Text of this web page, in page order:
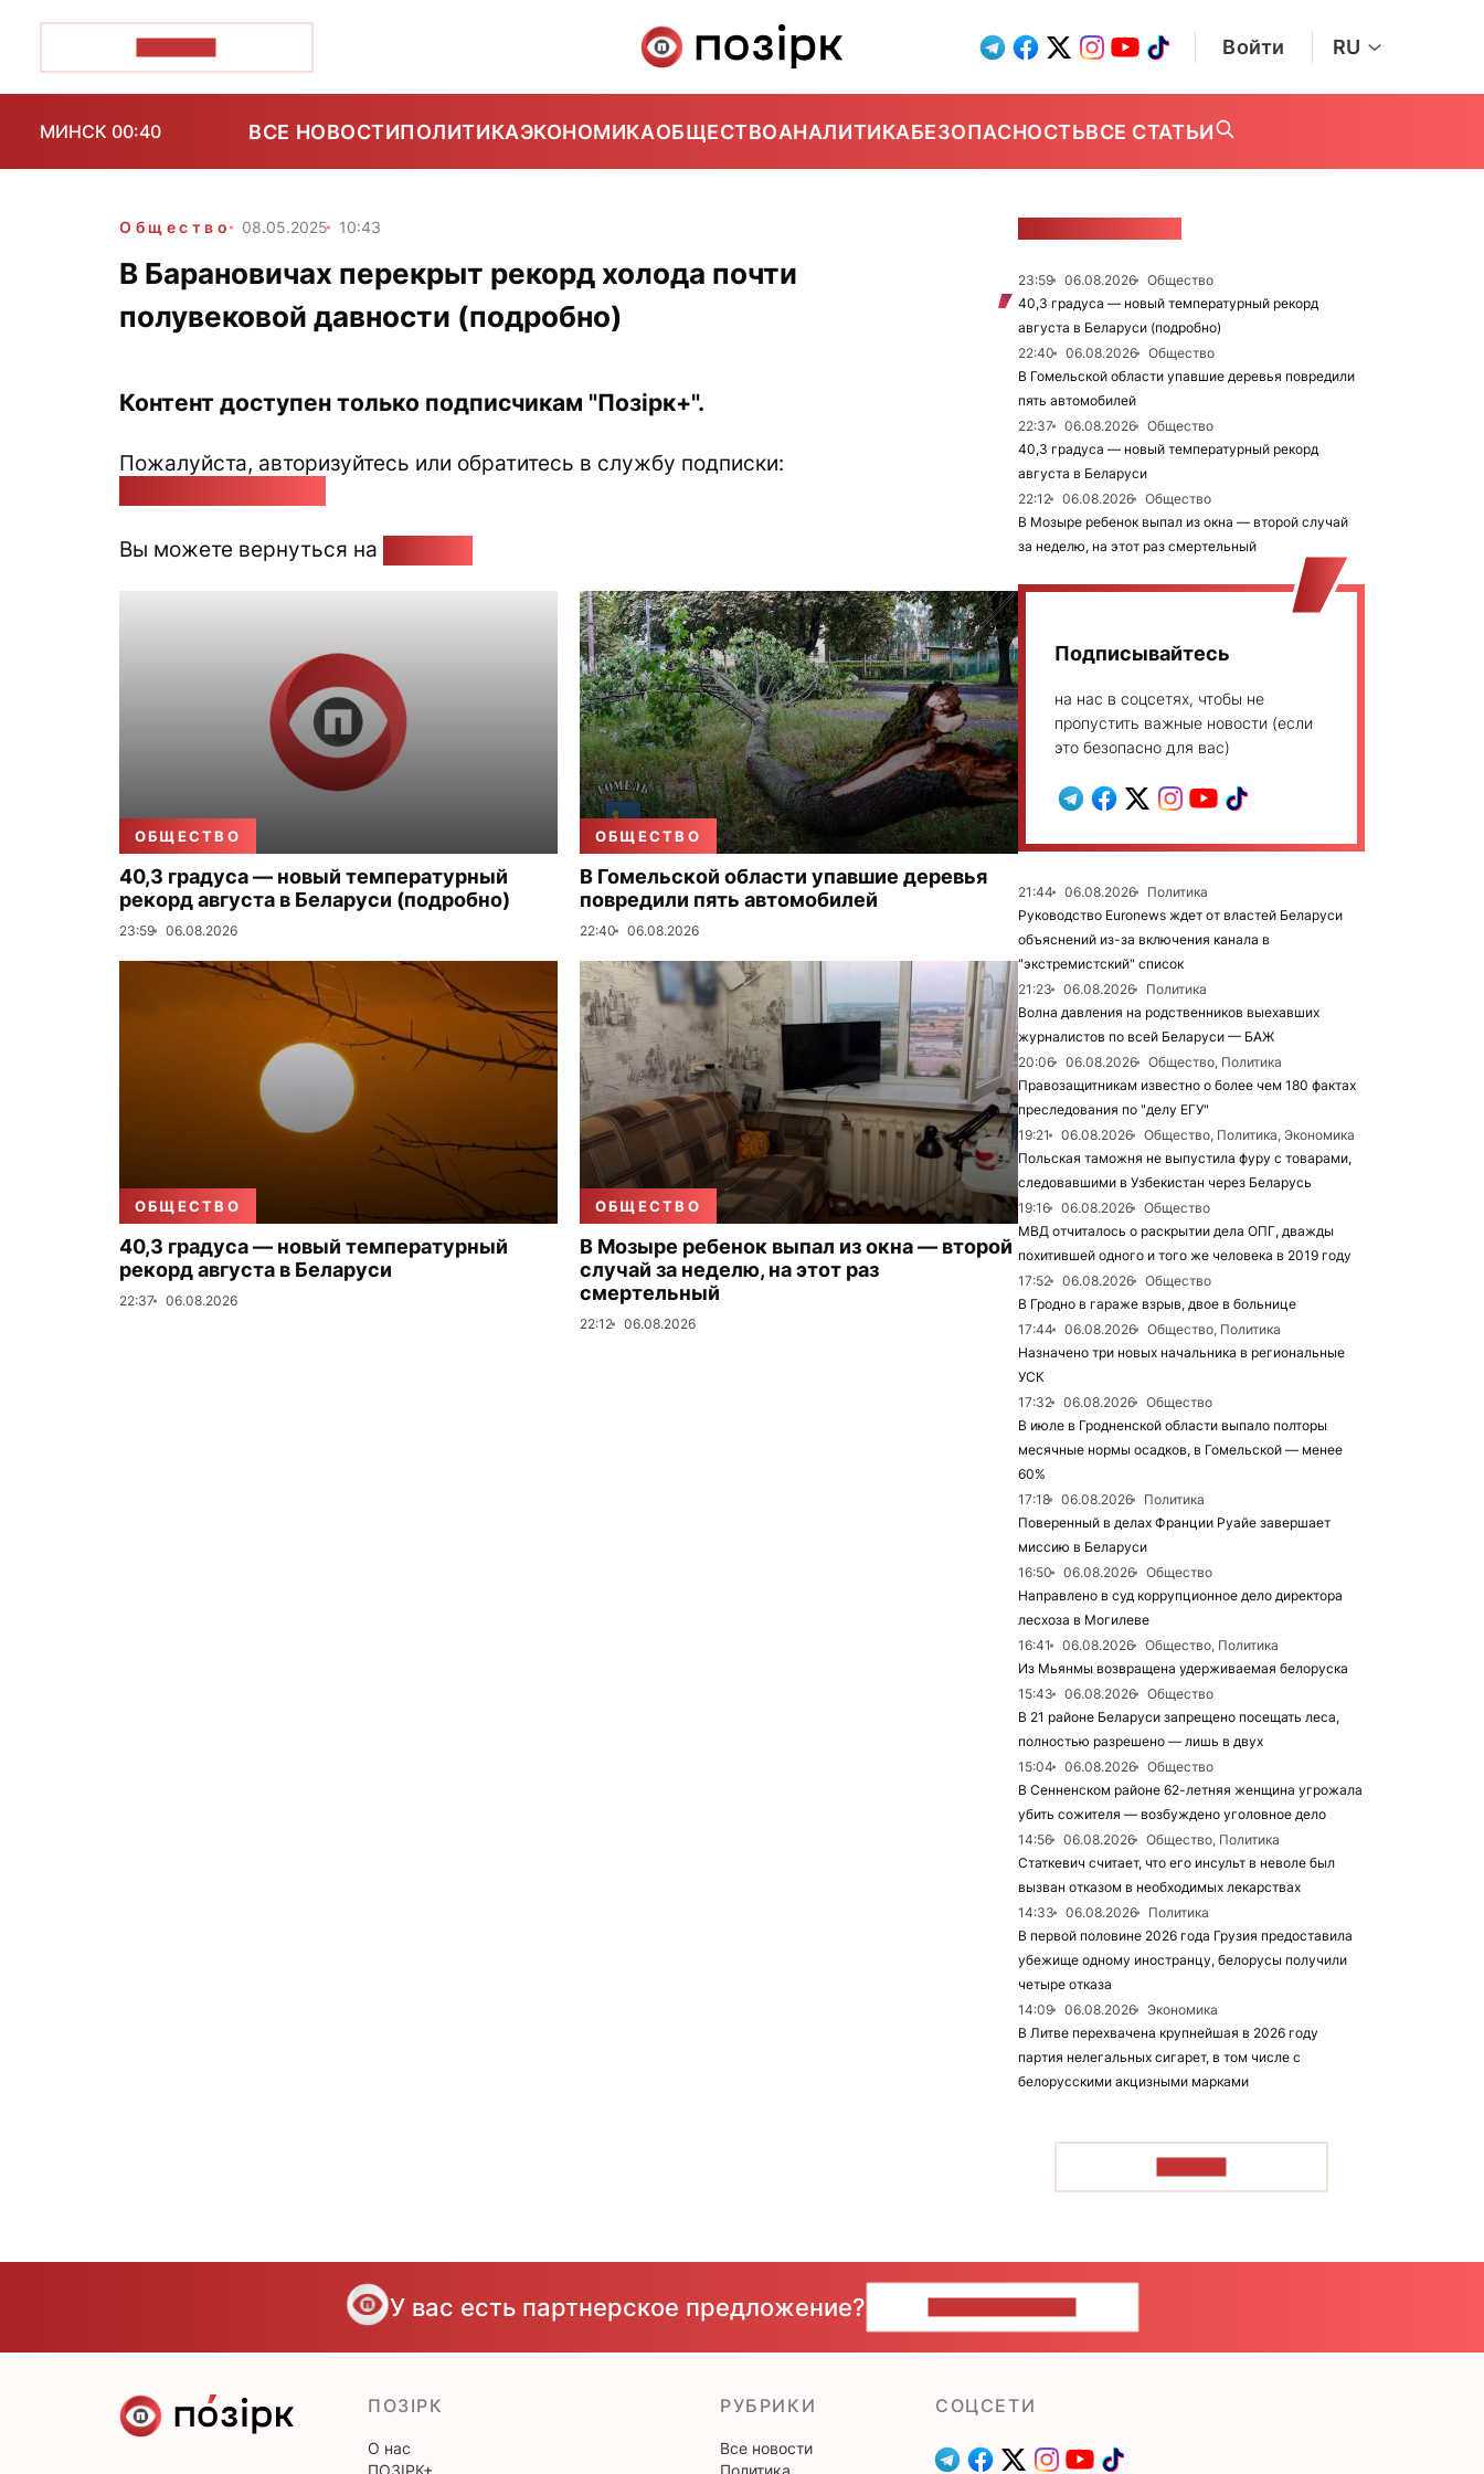
Войти RU
МИНСК 00:40 ВСЕ НОВОСТИПОЛИТИКАЭКОНОМИКАОБЩЕСТВОАНАЛИТИКАБЕЗОПАСНОСТЬВСЕ СТАТЬИ
Общество 08.05.2025 10:43
В Барановичах перекрыт рекорд холода почти
полувековой давности (подробно)
Контент доступен только подписчикам "Позірк+".
Пожалуйста, авторизуйтесь или обратитесь в службу подписки:
Вы можете вернуться на
ОБЩЕСТВО
40,3 градуса — новый температурный
рекорд августа в Беларуси (подробно)
23:59 06.08.2026
ОБЩЕСТВО
В Гомельской области упавшие деревья
повредили пять автомобилей
22:40 06.08.2026
ОБЩЕСТВО
40,3 градуса — новый температурный
рекорд августа в Беларуси
22:37 06.08.2026
ОБЩЕСТВО
В Мозыре ребенок выпал из окна — второй
случай за неделю, на этот раз
смертельный
22:12 06.08.2026
23:59 06.08.2026
Общество
40,3 градуса — новый температурный рекорд
августа в Беларуси (подробно)
22:40
06.08.2026
Общество
В Гомельской области упавшие деревья повредили
пять автомобилей
22:37
06.08.2026
Общество
40,3 градуса — новый температурный рекорд
августа в Беларуси
22:12
06.08.2026
Общество
В Мозыре ребенок выпал из окна — второй случай
за неделю, на этот раз смертельный
Подписывайтесь
на нас в соцсетях, чтобы не
пропустить важные новости (если
это безопасно для вас)
21:44 06.08.2026
Политика
Руководство Euronews ждет от властей Беларуси
объяснений из-за включения канала в
"экстремистский" список
21:23
06.08.2026
Политика
Волна давления на родственников выехавших
журналистов по всей Беларуси — БАЖ
20:06
06.08.2026
Общество, Политика
Правозащитникам известно о более чем 180 фактах
преследования по "делу ЕГУ"
19:21
06.08.2026
Общество, Политика, Экономика
Польская таможня не выпустила фуру с товарами,
следовавшими в Узбекистан через Беларусь
19:16
06.08.2026
Общество
МВД отчиталось о раскрытии дела ОПГ, дважды
похитившей одного и того же человека в 2019 году
17:52
06.08.2026
Общество
В Гродно в гараже взрыв, двое в больнице
17:44
06.08.2026
Общество, Политика
Назначено три новых начальника в региональные
УСК
17:32
06.08.2026
Общество
В июле в Гродненской области выпало полторы
месячные нормы осадков, в Гомельской — менее
60%
17:18
06.08.2026
Политика
Поверенный в делах Франции Руайе завершает
миссию в Беларуси
16:50
06.08.2026
Общество
Направлено в суд коррупционное дело директора
лесхоза в Могилеве
16:41
06.08.2026
Общество, Политика
Из Мьянмы возвращена удерживаемая белоруска
15:43
06.08.2026
Общество
В 21 районе Беларуси запрещено посещать леса,
полностью разрешено — лишь в двух
15:04
06.08.2026
Общество
В Сенненском районе 62-летняя женщина угрожала
убить сожителя — возбуждено уголовное дело
14:56
06.08.2026
Общество, Политика
Статкевич считает, что его инсульт в неволе был
вызван отказом в необходимых лекарствах
14:33
06.08.2026
Политика
В первой половине 2026 года Грузия предоставила
убежище одному иностранцу, белорусы получили
четыре отказа
14:09
06.08.2026
Экономика
В Литве перехвачена крупнейшая в 2026 году
партия нелегальных сигарет, в том числе с
белорусскими акцизными марками
У вас есть партнерское предложение?
ПОЗІРК
О нас
ПОЗІРК+
РУБРИКИ
Все новости
Политика
CОЦСЕТИ